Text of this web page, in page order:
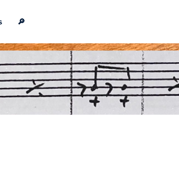
🔎